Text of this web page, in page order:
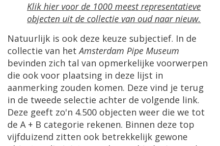
Klik hier voor de 1000 meest representatieve
objecten uit de collectie van oud naar nieuw.
Natuurlijk is ook deze keuze subjectief. In de
collectie van hetAmsterdam Pipe Museum
bevinden zich tal van opmerkelijke voorwerpen
die ook voor plaatsing in deze lijst in
aanmerking zouden komen. Deze vind je terug
in de tweede selectie achter de volgende link.
Deze geeft zo'n 4.500 objecten weer die we tot
de A + B categorie rekenen. Binnen deze top
vijfduizend zitten ook betrekkelijk gewone